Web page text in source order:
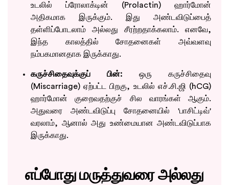
உடலில் ப்ரோலாக்டின் (Prolactin) ஹார்மோன்
அதிகமாக இருக்கும். இது அண்டவிடுப்பைத்
தள்ளிப்போடலாம் அல்லது சீரற்றதாக்கலாம். எனவே,
இந்த காலத்தில் சோதனைகள் அவ்வளவு
நம்பகமானதாக இருக்காது.
கருச்சிதைவுக்குப் பின்: ஒரு கருச்சிதைவு
(Miscarriage) ஏற்பட்ட பிறகு, உடலில் எச்.சி.ஜி (hCG)
ஹார்மோன் குறைவதற்குச் சில வாரங்கள் ஆகும்.
அதுவரை அண்டவிடுப்பு சோதனையில் 'பாசிட்டிவ்'
வரலாம், ஆனால் அது உண்மையான அண்டவிடுப்பாக
இருக்காது.
எப்போது மருத்துவரை அல்லது